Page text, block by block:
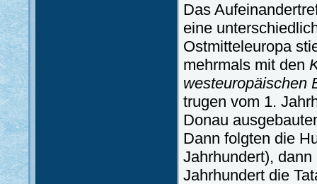
Das
eine
Ostmitteleuropa
mehrmals mit den
westeuropäischen
trugen vom 1.
Donau
Dann folgten die
Jahrhundert),
Jahrhundert die